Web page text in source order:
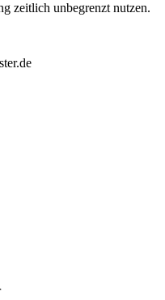
zeitlich unbegrenzt nutzen.